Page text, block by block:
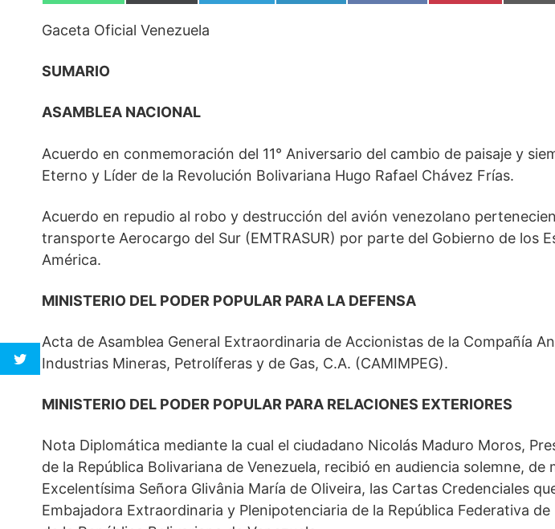
Gaceta Oficial Venezuela
SUMARIO
ASAMBLEA NACIONAL
Acuerdo en conmemoración del 11° Aniversario del cambio de paisaje y
Eterno y Líder de la Revolución Bolivariana Hugo Rafael Chávez Frías.
Acuerdo en repudio al robo y destrucción del avión venezolano
transporte Aerocargo del Sur (EMTRASUR) por parte del Gobierno de los
América.
MINISTERIO DEL PODER POPULAR PARA LA DEFENSA
Acta de Asamblea General Extraordinaria de Accionistas de la Compañía
Industrias Mineras, Petrolíferas y de Gas, C.A. (CAMIMPEG).
MINISTERIO DEL PODER POPULAR PARA RELACIONES EXTERIORES
Nota Diplomática mediante la cual el ciudadano Nicolás Maduro Moros,
de la República Bolivariana de Venezuela, recibió en audiencia solemne, de
Excelentísima Señora Glivânia María de Oliveira, las Cartas Credenciales
Embajadora Extraordinaria y Plenipotenciaria de la República Federativa